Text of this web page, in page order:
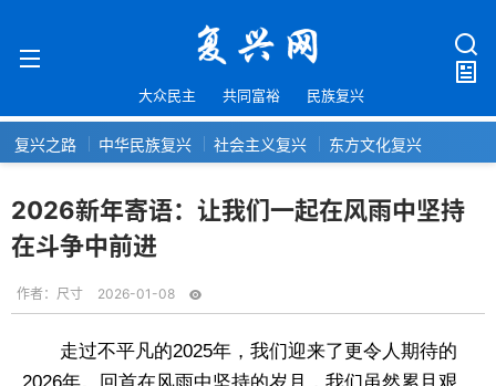
大众民主 共同富裕 民族复兴
复兴之路 中华民族复兴 社会主义复兴 东方文化复兴
2026新年寄语：让我们一起在风雨中坚持
在斗争中前进
作者： 尺寸 2026-01-08
走过不平凡的2025年，我们迎来了更令人期待的